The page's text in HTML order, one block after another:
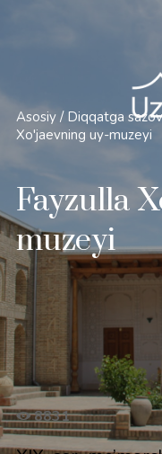
Asosiy / Diqqatga
Xo'jaevning uy-muzeyi
Fayzulla
muzeyi
8831